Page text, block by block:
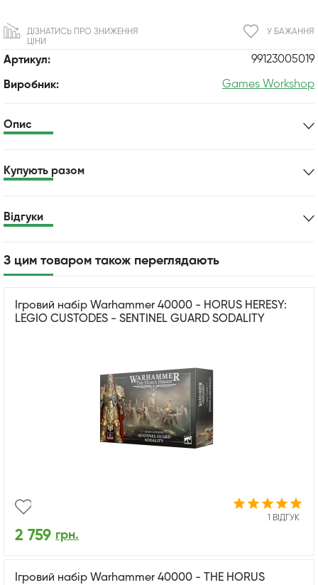
Артикул: 99123005019
Виробник: Games Workshop
У БАЖАННЯ
ДІЗНАТИСЬ ПРО ЗНИЖЕННЯ
ЦІНИ
Опис
Купують разом
Відгуки
З цим товаром також переглядають
Ігровий набір Warhammer 40000 - HORUS HERESY:
LEGIO CUSTODES - SENTINEL GUARD SODALITY
1 ВІДГУК
2 759 грн.
Ігровий набір Warhammer 40000 - THE HORUS